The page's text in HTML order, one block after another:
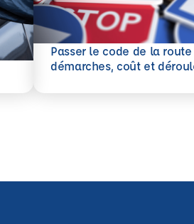
Passer le code de la
démarches, coût et
En savoir plus